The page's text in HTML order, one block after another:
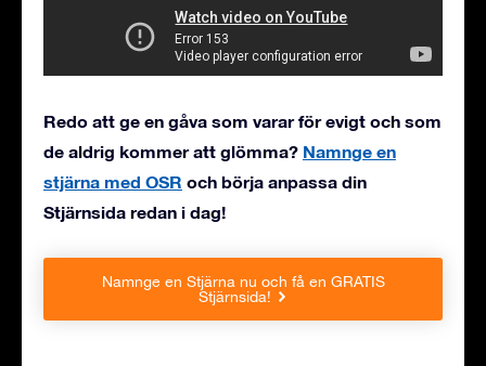
Redo att ge en gåva som varar för evigt och som
de aldrig kommer att glömma? Namnge en
stjärna med OSR och börja anpassa din
Stjärnsida redan i dag!
Namnge en Stjärna nu och få en GRATIS
Stjärnsida!